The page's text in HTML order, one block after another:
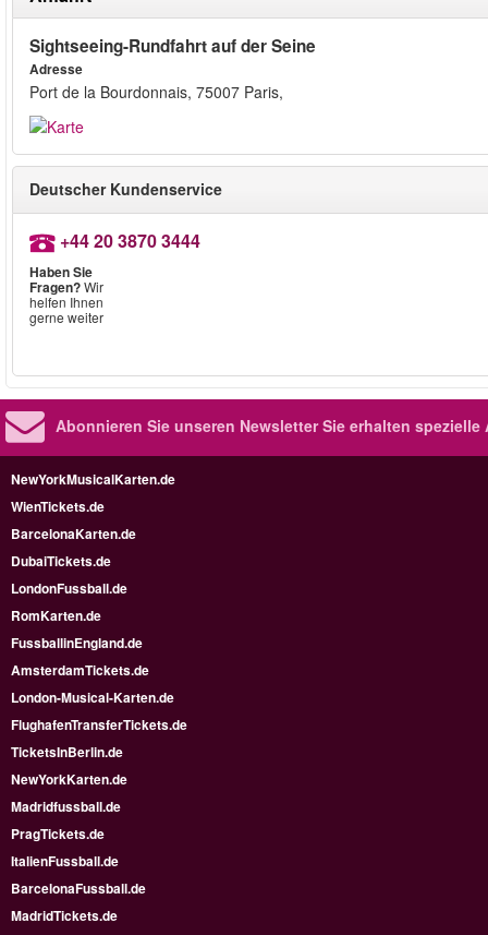
Sightseeing-Rundfahrt auf der Seine
Adresse
Port de la Bourdonnais, 75007 Paris,
Deutscher Kundenservice
+44 20 3870 3444
Haben Sie
Fragen?Wir
helfen Ihnen
gerne weiter
Abonnieren Sie unseren NewsletterSie erhalten spezielle
NewYorkMusicalKarten.de
WienTickets.de
BarcelonaKarten.de
DubaiTickets.de
LondonFussball.de
RomKarten.de
FussballinEngland.de
AmsterdamTickets.de
London-Musical-Karten.de
FlughafenTransferTickets.de
TicketsInBerlin.de
NewYorkKarten.de
Madridfussball.de
PragTickets.de
ItalienFussball.de
BarcelonaFussball.de
MadridTickets.de